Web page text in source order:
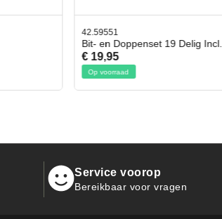
42.59551
Bit- en Doppenset 19 Delig Incl.
€ 19,95
Op voorraad
Service voorop
Bereikbaar voor vragen